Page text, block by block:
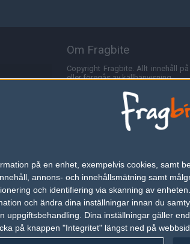
på en enhet, exempelvis cookies, samt
annons- och innehållsmätning samt
och identifiering via skanning av
och ändra dina inställningar innan du
uppgiftsbehandling. Dina inställningar gäller
på knappen "Integritet" längst ned på
Om Fragbite
Copyright Fragbite. Allt innehåll
eller föregås av källhänvisning.
Alla åsikter uttryckta på Fragbite
Programmering och design av
Fragbite använder cookies för
omröstningar och för att föra
besöka Fragbite. Den här
Annonsering
Är du intresserad av att annonsera